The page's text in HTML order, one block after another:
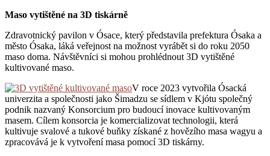
Maso vytištěné na 3D tiskárně
Zdravotnický pavilon v Ósace, který představila prefektura Ósaka a
město Ósaka, láká veřejnost na možnost vyrábět si do roku 2050
maso doma. Návštěvníci si mohou prohlédnout 3D vytištěné
kultivované maso.
V roce 2023 vytvořila Ósacká
univerzita a společnosti jako Šimadzu se sídlem v Kjótu společný
podnik nazvaný Konsorcium pro budoucí inovace kultivovaným
masem. Cílem konsorcia je komercializovat technologii, která
kultivuje svalové a tukové buňky získané z hovězího masa wagyu a
zpracovává je k vytvoření masa pomocí 3D tiskárny.